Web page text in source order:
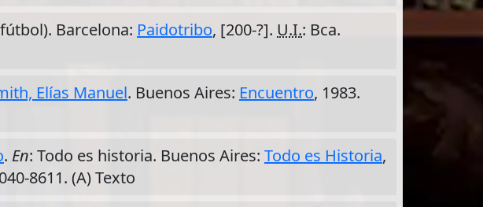
Barcelona: Paidotribo, [200-?]. U.I.: Bca.
Elías Manuel. Buenos Aires: Encuentro, 1983.
. En: Todo es historia. Buenos Aires: Todo es Historia,
8611. (A) Texto